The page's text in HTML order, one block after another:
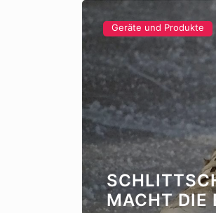
Geräte und Produkte
MACHT DIE